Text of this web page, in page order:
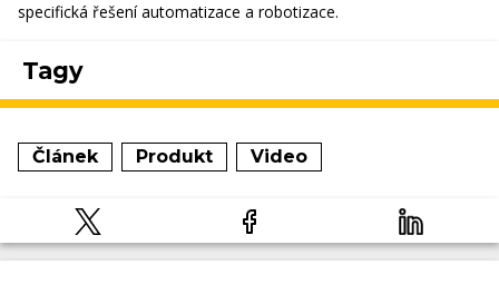
specifická řešení automatizace a robotizace.
Tagy
Článek Produkt Video